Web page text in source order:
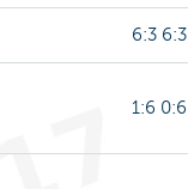
6:3 6:3
1:6 0:6